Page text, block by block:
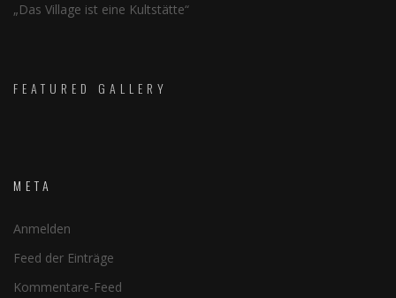
„Das Village ist eine Kultstätte“
FEATURED GALLERY
META
Anmelden
Feed der Einträge
Kommentare-Feed